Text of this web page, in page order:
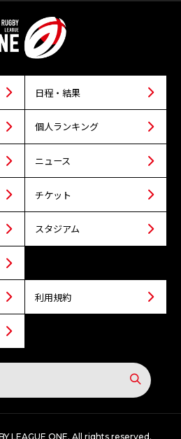
日程・結果
個人ランキング
ニュース
チケット
スタジアム
利用規約
LEAGUE ONE. All rights reserved.